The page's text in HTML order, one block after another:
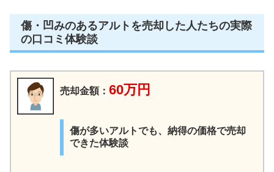
傷・凹みのあるアルトを売却した人たちの実際
の口コミ体験談
売却金額： 60万円
傷が多いアルトでも、納得の価格で売却
できた体験談